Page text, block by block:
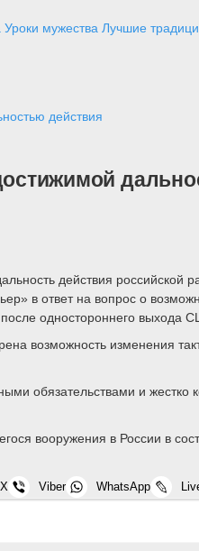
Уроки мужества Лучшие
действия
действия
в ответ на вопрос о
одностороннего выхода
возможность изменения
обязательствами и
вооружения в России в
X Viber WhatsApp